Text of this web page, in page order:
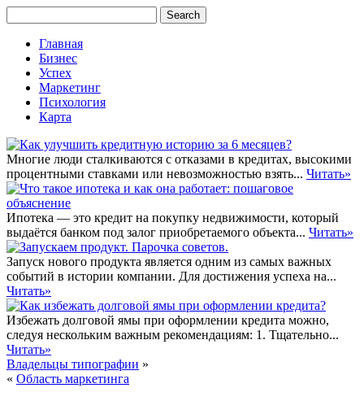
Главная
Бизнес
Успех
Маркетинг
Психология
Карта
Многие люди сталкиваются с отказами в кредитах, высокими
процентными ставками или невозможностью взять... Читать»
Ипотека — это кредит на покупку недвижимости, который
выдаётся банком под залог приобретаемого объекта... Читать»
Запуск нового продукта является одним из самых важных
событий в истории компании. Для достижения успеха на...
Читать»
Избежать долговой ямы при оформлении кредита можно,
следуя нескольким важным рекомендациям: 1. Тщательно...
Читать»
Владельцы типографии »
« Область маркетинга